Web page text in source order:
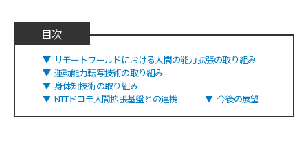
目次
リモートワールドにおける人間の能力拡張の取り組み
運動能力転写技術の取り組み
身体知技術の取り組み
NTTドコモ人間拡張基盤との連携
今後の展望